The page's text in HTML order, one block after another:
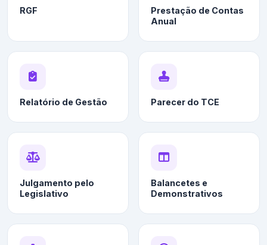
RGF
Prestação de Contas
Anual
Relatório de Gestão Parecer do TCE
Julgamento pelo
Legislativo
Balancetes e
Demonstrativos